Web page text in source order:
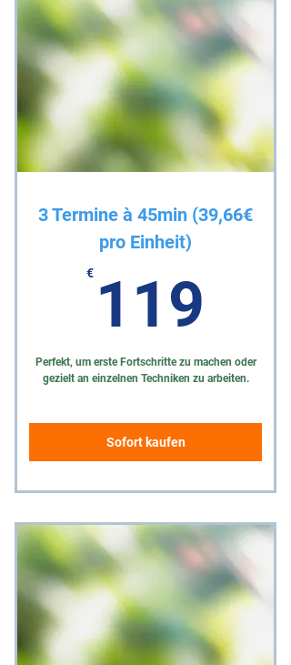
3 Termine à 45min (39,66€
pro Einheit)
€ 119
Perfekt, um erste Fortschritte zu machen oder
gezielt an einzelnen Techniken zu arbeiten.
Sofort kaufen